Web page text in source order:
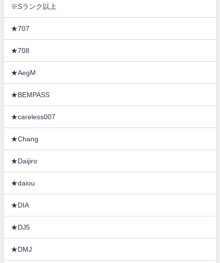
※Sランク以上
★707
★708
★AegM
★BEMPASS
★careless007
★Chang
★Daijiro
★daiou
★DIA
★DJ5
★DMJ